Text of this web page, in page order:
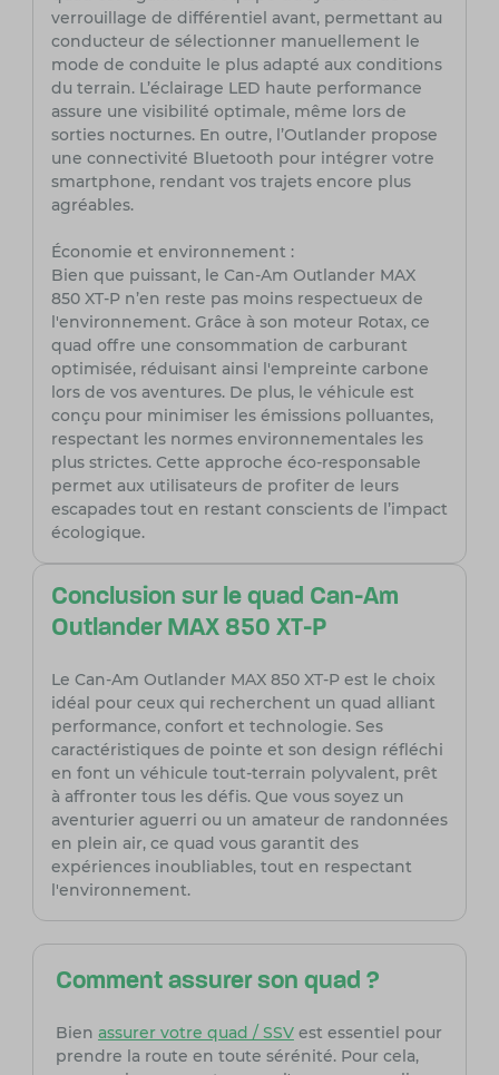
verrouillage de différentiel avant, permettant au
conducteur de sélectionner manuellement le
mode de conduite le plus adapté aux conditions
du terrain. L’éclairage LED haute performance
assure une visibilité optimale, même lors de
sorties nocturnes. En outre, l’Outlander propose
une connectivité Bluetooth pour intégrer votre
smartphone, rendant vos trajets encore plus
agréables.
Économie et environnement :
Bien que puissant, le Can-Am Outlander MAX
850 XT-P n’en reste pas moins respectueux de
l'environnement. Grâce à son moteur Rotax, ce
quad offre une consommation de carburant
optimisée, réduisant ainsi l'empreinte carbone
lors de vos aventures. De plus, le véhicule est
conçu pour minimiser les émissions polluantes,
respectant les normes environnementales les
plus strictes. Cette approche éco-responsable
permet aux utilisateurs de profiter de leurs
escapades tout en restant conscients de l’impact
écologique.
Conclusion sur le quad Can-Am
Outlander MAX 850 XT-P
Le Can-Am Outlander MAX 850 XT-P est le choix
idéal pour ceux qui recherchent un quad alliant
performance, confort et technologie. Ses
caractéristiques de pointe et son design réfléchi
en font un véhicule tout-terrain polyvalent, prêt
à affronter tous les défis. Que vous soyez un
aventurier aguerri ou un amateur de randonnées
en plein air, ce quad vous garantit des
expériences inoubliables, tout en respectant
l'environnement.
Comment assurer son quad ?
Bien assurer votre quad / SSVest essentiel pour
prendre la route en toute sérénité. Pour cela,